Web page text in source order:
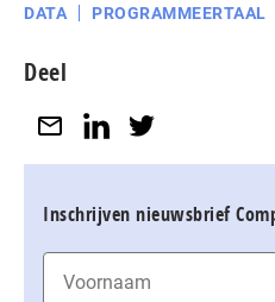
DATA PROGRAMMEERTAAL
Deel
Inschrijven nieuwsbrief